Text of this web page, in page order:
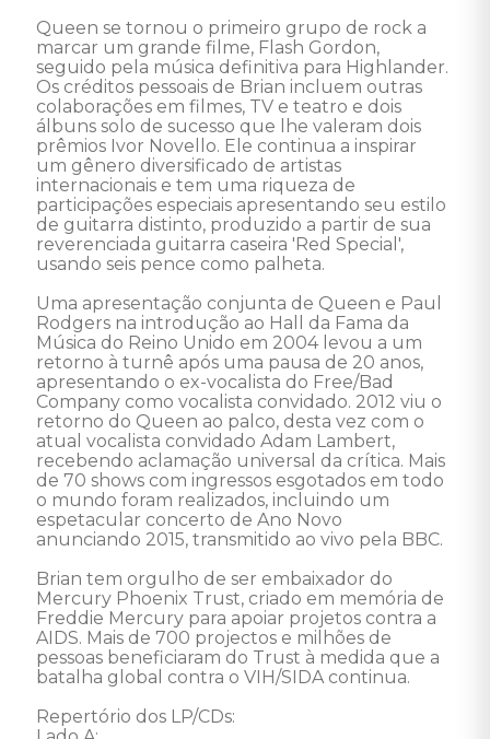
Queen se tornou o primeiro grupo de rock a
marcar um grande filme, Flash Gordon,
seguido pela música definitiva para Highlander.
Os créditos pessoais de Brian incluem outras
colaborações em filmes, TV e teatro e dois
álbuns solo de sucesso que lhe valeram dois
prêmios Ivor Novello. Ele continua a inspirar
um gênero diversificado de artistas
internacionais e tem uma riqueza de
participações especiais apresentando seu estilo
de guitarra distinto, produzido a partir de sua
reverenciada guitarra caseira 'Red Special',
usando seis pence como palheta.
Uma apresentação conjunta de Queen e Paul
Rodgers na introdução ao Hall da Fama da
Música do Reino Unido em 2004 levou a um
retorno à turnê após uma pausa de 20 anos,
apresentando o ex-vocalista do Free/Bad
Company como vocalista convidado. 2012 viu o
retorno do Queen ao palco, desta vez com o
atual vocalista convidado Adam Lambert,
recebendo aclamação universal da crítica. Mais
de 70 shows com ingressos esgotados em todo
o mundo foram realizados, incluindo um
espetacular concerto de Ano Novo
anunciando 2015, transmitido ao vivo pela BBC.
Brian tem orgulho de ser embaixador do
Mercury Phoenix Trust, criado em memória de
Freddie Mercury para apoiar projetos contra a
AIDS. Mais de 700 projectos e milhões de
pessoas beneficiaram do Trust à medida que a
batalha global contra o VIH/SIDA continua.
Repertório dos LP/CDs: